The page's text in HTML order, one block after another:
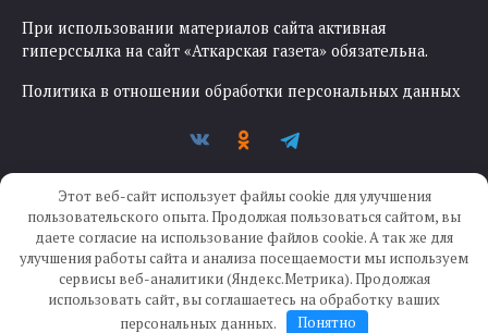
При использовании материалов сайта активная
гиперссылка на сайт «Аткарская газета» обязательна.
Политика в отношении обработки персональных данных
Создание сайта —IKWEB
Этот веб-сайт использует файлы cookie для улучшения
пользовательского опыта. Продолжая пользоваться сайтом, вы
даете согласие на использование файлов cookie. А так же для
улучшения работы сайта и анализа посещаемости мы используем
сервисы веб-аналитики (Яндекс.Метрика). Продолжая
использовать сайт, вы соглашаетесь на обработку ваших
персональных данных.
Понятно